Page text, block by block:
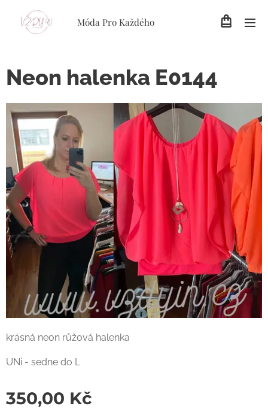
Móda Pro Každého
Neon halenka E0144
krásná neon růžová halenka
UNi - sedne do L
350,00 Kč